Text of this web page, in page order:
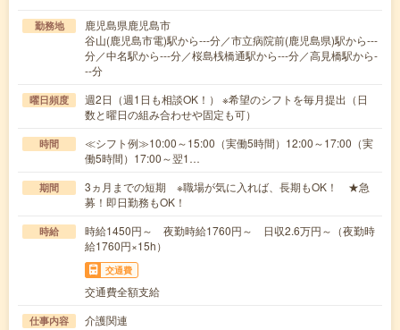
勤務地
鹿児島県鹿児島市
谷山(鹿児島市電)駅から---分／市立病院前(鹿児島県)駅から---
分／中名駅から---分／桜島桟橋通駅から---分／高見橋駅から-
--分
曜日頻度
週2日（週1日も相談OK！） ※希望のシフトを毎月提出（日
数と曜日の組み合わせや固定も可）
時間
≪シフト例≫10:00～15:00（実働5時間）12:00～17:00（実
働5時間）17:00～翌1…
期間
3ヵ月までの短期 ※職場が気に入れば、長期もOK！ ★急
募！即日勤務もOK！
時給
時給1450円～ 夜勤時給1760円～ 日収2.6万円～（夜勤時
給1760円×15h）
交通費
交通費全額支給
仕事内容
介護関連